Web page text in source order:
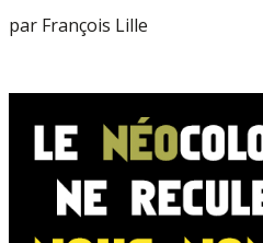
par François Lille